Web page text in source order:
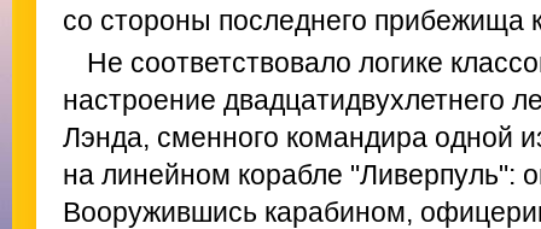
со стороны последнего прибежища
Не соответствовало логике
настроение двадцатидвухлетнего
Лэнда, сменного командира одной
на линейном корабле "Ливерпуль":
Вооружившись карабином,